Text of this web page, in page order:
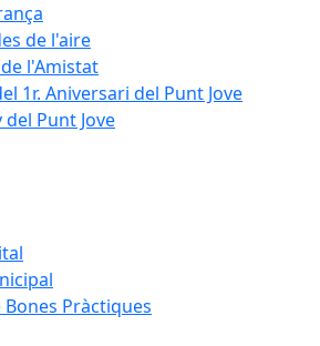
de l'aire
l'Amistat
1r. Aniversari del Punt Jove
del Punt Jove
Bones Pràctiques